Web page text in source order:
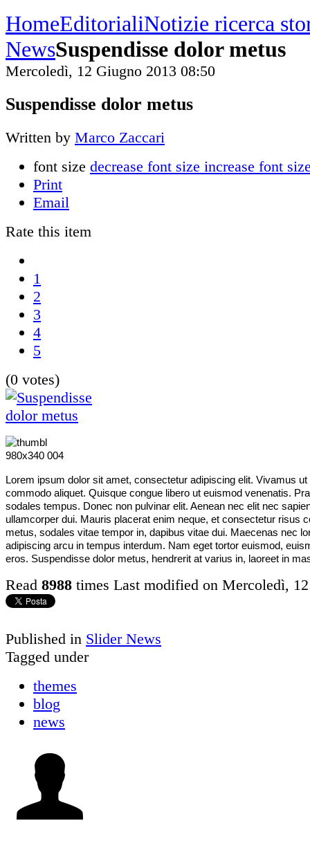
HomeEditorialiNotizie ricerca
NewsSuspendisse dolor metus
Mercoledì, 12 Giugno 2013 08:50
Suspendisse dolor metus
Written by Marco Zaccari
font size decrease font size increase font
Print
Email
Rate this item
1
2
3
4
5
(0 votes)
Lorem ipsum dolor sit amet, consectetur adipiscing elit. Vivamus
commodo aliquet. Quisque congue libero ut euismod venenatis.
sodales tempus. Donec non pulvinar elit. Aenean nec elit nec
ullamcorper dui. Mauris placerat enim neque, et consectetur risus
metus, sodales vitae tempor in, dapibus vitae dui. Maecenas nec
adipiscing arcu in tempus interdum. Nam eget tortor euismod,
eros. Suspendisse dolor metus, hendrerit at varius in, laoreet in
Read 8988 times Last modified on Mercoledì,
Published in Slider News
Tagged under
themes
blog
news